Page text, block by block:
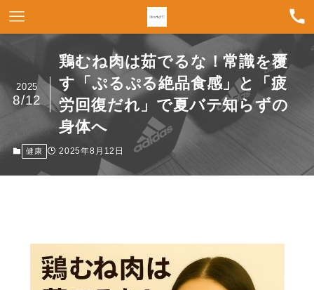
鶏むね肉は茹でるな！常識を覆
す「ぷるぷる絶品食感」と「疲
労回復だれ」で夏バテ知らずの
身体へ
2025
8/12
健康 2025年8月12日